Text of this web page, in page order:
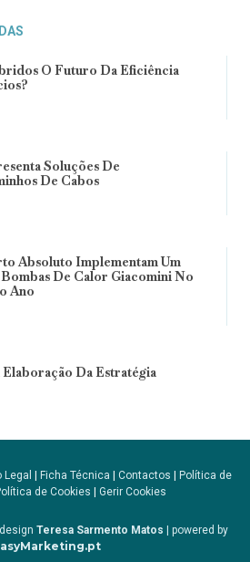
O Futuro Da Eficiência
Soluções De
De Cabos
Absoluto Implementam Um
De Calor Giacomini No
Ano
Da Estratégia
Legal Ficha Técnica Contactos
Política de
de Cookies Gerir Cookies
design Teresa Sarmento Matos | powered by